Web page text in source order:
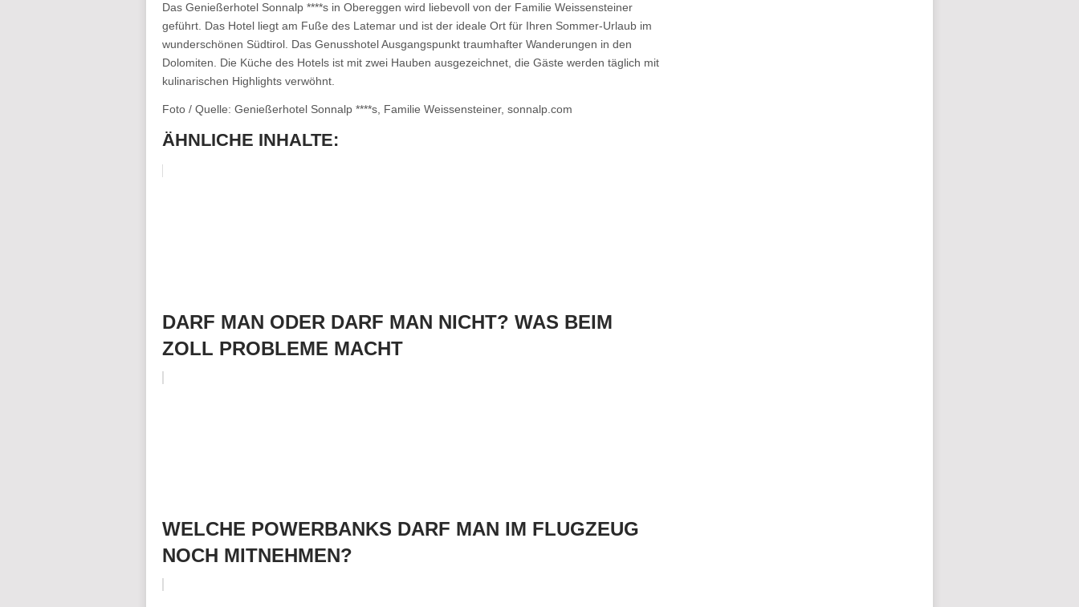
Das Genießerhotel Sonnalp ****s in Obereggen wird liebevoll von der Familie Weissensteiner
geführt. Das Hotel liegt am Fuße des Latemar und ist der ideale Ort für Ihren Sommer-Urlaub im
wunderschönen Südtirol. Das Genusshotel Ausgangspunkt traumhafter Wanderungen in den
Dolomiten. Die Küche des Hotels ist mit zwei Hauben ausgezeichnet, die Gäste werden täglich mit
kulinarischen Highlights verwöhnt.
Foto / Quelle: Genießerhotel Sonnalp ****s, Familie Weissensteiner, sonnalp.com
ÄHNLICHE INHALTE:
DARF MAN ODER DARF MAN NICHT? WAS BEIM
ZOLL PROBLEME MACHT
WELCHE POWERBANKS DARF MAN IM FLUGZEUG
NOCH MITNEHMEN?